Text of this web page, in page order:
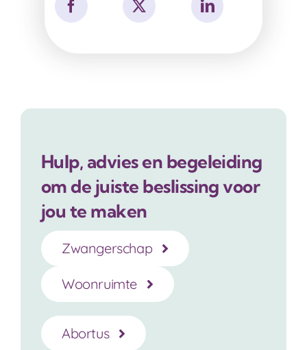
Hulp, advies en begeleiding
om de juiste beslissing voor
jou te maken
Zwangerschap
Woonruimte
Abortus